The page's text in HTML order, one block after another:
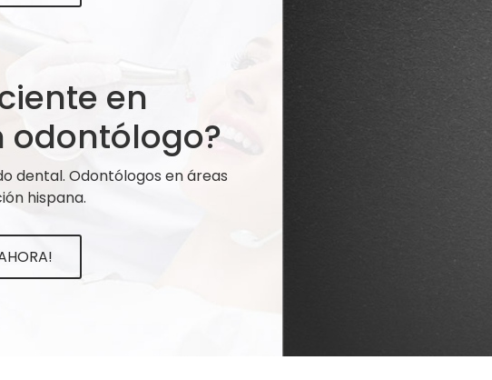
en
odontólogo?
dental. Odontólogos en áreas
hispana.